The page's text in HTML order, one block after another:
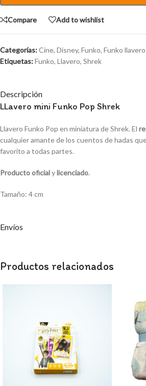
Compare Add to wishlist
Categorías:Cine, Disney, Funko, Funko llavero
Etiquetas:Funko, Llavero, Shrek
Descripción
LLavero mini Funko Pop Shrek
Llavero Funko Pop en miniatura de Shrek. El
cualquier amante de los cuentos de hadas
favorito a todas partes.
Producto oficialylicenciado.
Tamaño: 4 cm
Envíos
Productos relacionados